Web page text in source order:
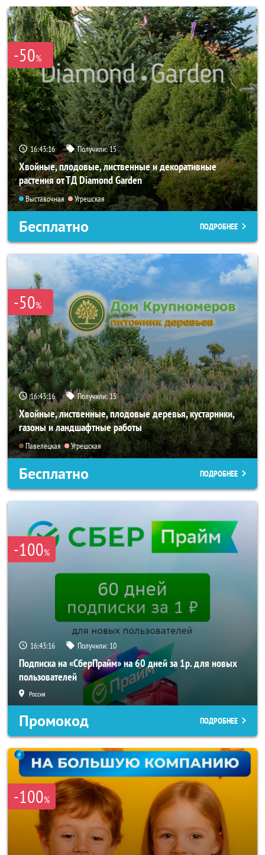
-50%
16:43:14 Получили:15
Хвойные, плодовые, лиственные и декоративные
растения от ТД Diamond Garden
Выставочная Угрешская
Бесплатно ПОДРОБНЕЕ
-50%
16:43:14 Получили:15
Хвойные, лиственные, плодовые деревья, кустарники,
газоны и ландшафтные работы
Павелецкая Угрешская
Бесплатно ПОДРОБНЕЕ
-100%
16:43:14 Получили: 10
Подписка на «СберПрайм» на 60 дней за 1р. для новых
пользователей
Россия
Промокод ПОДРОБНЕЕ
-100%